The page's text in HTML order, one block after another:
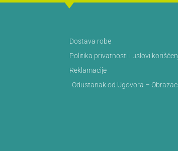
Dostava robe
Politika privatnosti i uslovi
Reklamacije
Odustanak od Ugovora – Obrazac